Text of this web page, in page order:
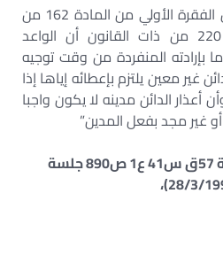
” إذا كان مؤدي نص الفقرة الأولي من المادة 162 من
القانون المدني والمادة 220 من ذات القانون أن الواعد
بإرادته المنفردة من وقت توجيه
غير معين يلتزم بإعطائه إياها إذا
أعذار الدائن مدينه لا يكون واجبا
غير مجد بفعل المدين”
(الطعن رقم 397 لسنة 57ق س41 ع1 ص890 جلسة
1990)،